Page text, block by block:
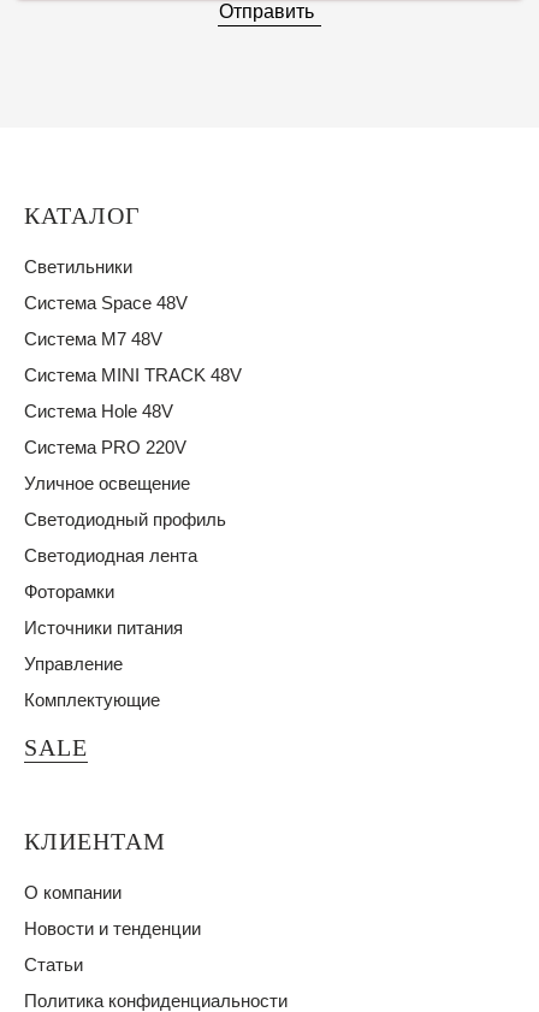
Отправить
КАТАЛОГ
Светильники
Система Space 48V
Система M7 48V
Система MINI TRACK 48V
Система Hole 48V
Система PRO 220V
Уличное освещение
Светодиодный профиль
Светодиодная лента
Фоторамки
Источники питания
Управление
Комплектующие
SALE
КЛИЕНТАМ
О компании
Новости и тенденции
Статьи
Политика конфиденциальности